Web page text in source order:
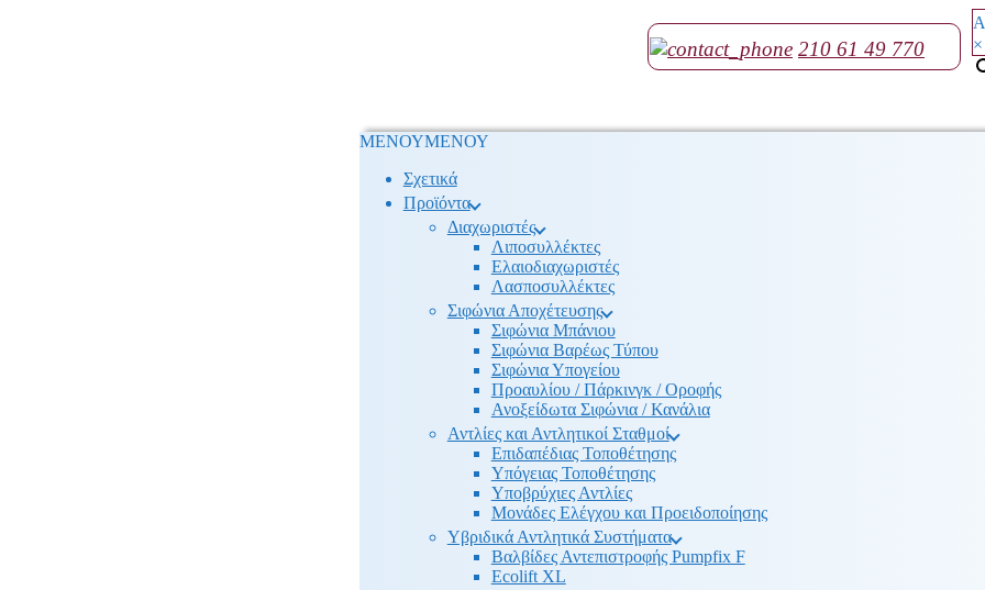
×
210 61 49 770
ΜΕΝΟΥΜΕΝΟΥ
Σχετικά
Προϊόντα
Διαχωριστές
Λιποσυλλέκτες
Ελαιοδιαχωριστές
Λασποσυλλέκτες
Σιφώνια Αποχέτευσης
Σιφώνια Μπάνιου
Σιφώνια Βαρέως Τύπου
Σιφώνια Υπογείου
Προαυλίου / Πάρκινγκ / Οροφής
Ανοξείδωτα Σιφώνια / Κανάλια
Αντλίες και Αντλητικοί Σταθμοί
Επιδαπέδιας Τοποθέτησης
Υπόγειας Τοποθέτησης
Υποβρύχιες Αντλίες
Μονάδες Ελέγχου και Προειδοποίησης
Υβριδικά Αντλητικά Συστήματα
Βαλβίδες Αντεπιστροφής Pumpfix F
Ecolift XL